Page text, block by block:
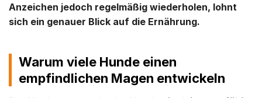
Anzeichen jedoch regelmäßig wiederholen, lohnt
sich ein genauer Blick auf die Ernährung.
Warum viele Hunde einen
empfindlichen Magen entwickeln